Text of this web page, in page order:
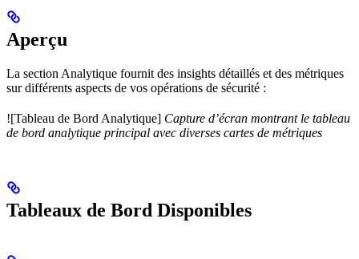
Aperçu
La section Analytique fournit des insights détaillés et des métriques
sur différents aspects de vos opérations de sécurité :
![Tableau de Bord Analytique] Capture d’écran montrant le tableau
de bord analytique principal avec diverses cartes de métriques
Tableaux de Bord Disponibles